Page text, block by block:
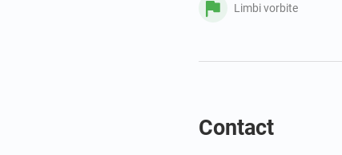
Limbi vorbite
Contact